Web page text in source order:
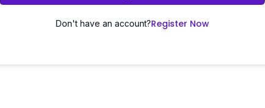
Don't have an account?Register Now